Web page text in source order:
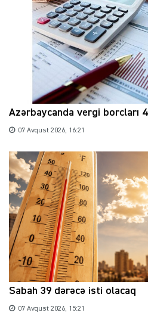
Azərbaycanda vergi borcları
07 Avqust 2026, 16:21
Sabah 39 dərəcə isti olacaq
07 Avqust 2026, 15:21